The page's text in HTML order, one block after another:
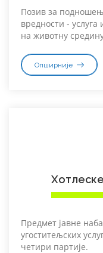
Позив за
вредности - услуга
на животну
Опширније
Предмет јавне
угоститељских
четири партије.